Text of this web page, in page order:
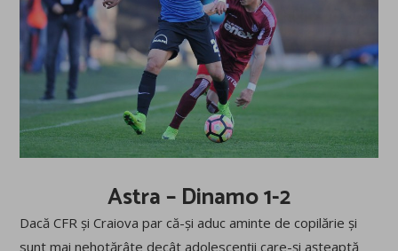
Astra – Dinamo 1-2
Dacă CFR și Craiova par că-și aduc aminte de copilărie și
sunt mai nehotărâte decât adolescenții care-și așteaptă